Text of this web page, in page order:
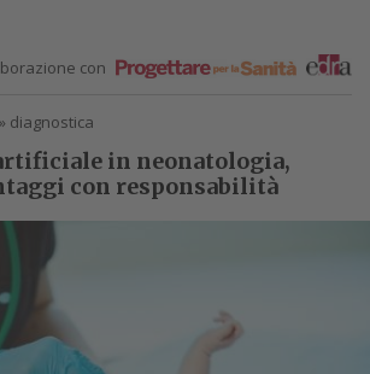
con
» diagnostica
in neonatologia,
con responsabilità